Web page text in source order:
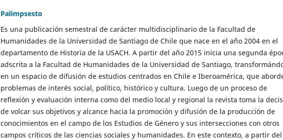
Palimpsesto
Es una publicación semestral de carácter multidisciplinario de la Facultad de
Humanidades de la Universidad de Santiago de Chile que nace en el año 2004 en el
departamento de Historia de la USACH. A partir del año 2015 inicia una segunda
adscrita a la Facultad de Humanidades de la Universidad de Santiago,
en un espacio de difusión de estudios centrados en Chile e Iberoamérica, que
problemas de interés social, político, histórico y cultura. Luego de un proceso de
reflexión y evaluación interna como del medio local y regional la revista toma la
de volcar sus objetivos y alcance hacia la promoción y difusión de la producción de
conocimientos en el campo de los Estudios de Género y sus intersecciones con otros
campos críticos de las ciencias sociales y humanidades. En este contexto, a partir del